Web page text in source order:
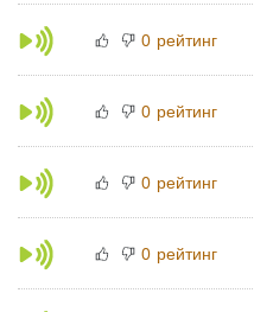
0 рейтинг
0 рейтинг
0 рейтинг
0 рейтинг